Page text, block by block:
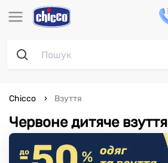
Червоне дитяче взуття
Chicco Взуття